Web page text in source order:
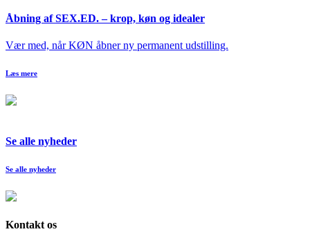
Åbning af SEX.ED. – krop, køn og idealer
Vær med, når KØN åbner ny permanent udstilling.
Læs mere
Se alle nyheder
Se alle nyheder
Kontakt os